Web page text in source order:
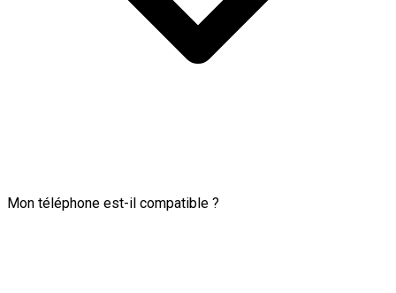
Mon téléphone est-il compatible ?